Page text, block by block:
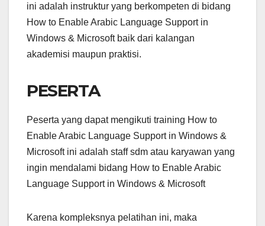
ini adalah instruktur yang berkompeten di bidang
How to Enable Arabic Language Support in
Windows & Microsoft baik dari kalangan
akademisi maupun praktisi.
PESERTA
Peserta yang dapat mengikuti training How to
Enable Arabic Language Support in Windows &
Microsoft ini adalah staff sdm atau karyawan yang
ingin mendalami bidang How to Enable Arabic
Language Support in Windows & Microsoft
Karena kompleksnya pelatihan ini, maka